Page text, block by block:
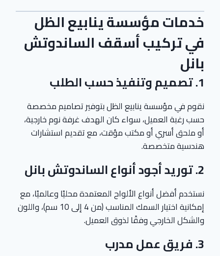
خدمات مؤسسة ينابيع الظل
في تركيب أسقف الساندوتش
بانل
1. تصميم وتنفيذ حسب الطلب
نقوم في مؤسسة ينابيع الظل بتوفير تصاميم مخصصة
حسب رغبة العميل، سواء كان الهدف غرفة نوم خارجية،
أو ملحق أسري أو مكتب مؤقت، مع تقديم استشارات
هندسية متخصصة.
2. توريد أجود أنواع الساندوتش بانل
نستخدم أفضل أنواع الألواح المعتمدة محليًا وعالميًا، مع
إمكانية اختيار السمك المناسب (من 4 إلى 10 سم)، واللون
والشكل الخارجي وفقًا لذوق العميل.
3. فريق عمل مدرب